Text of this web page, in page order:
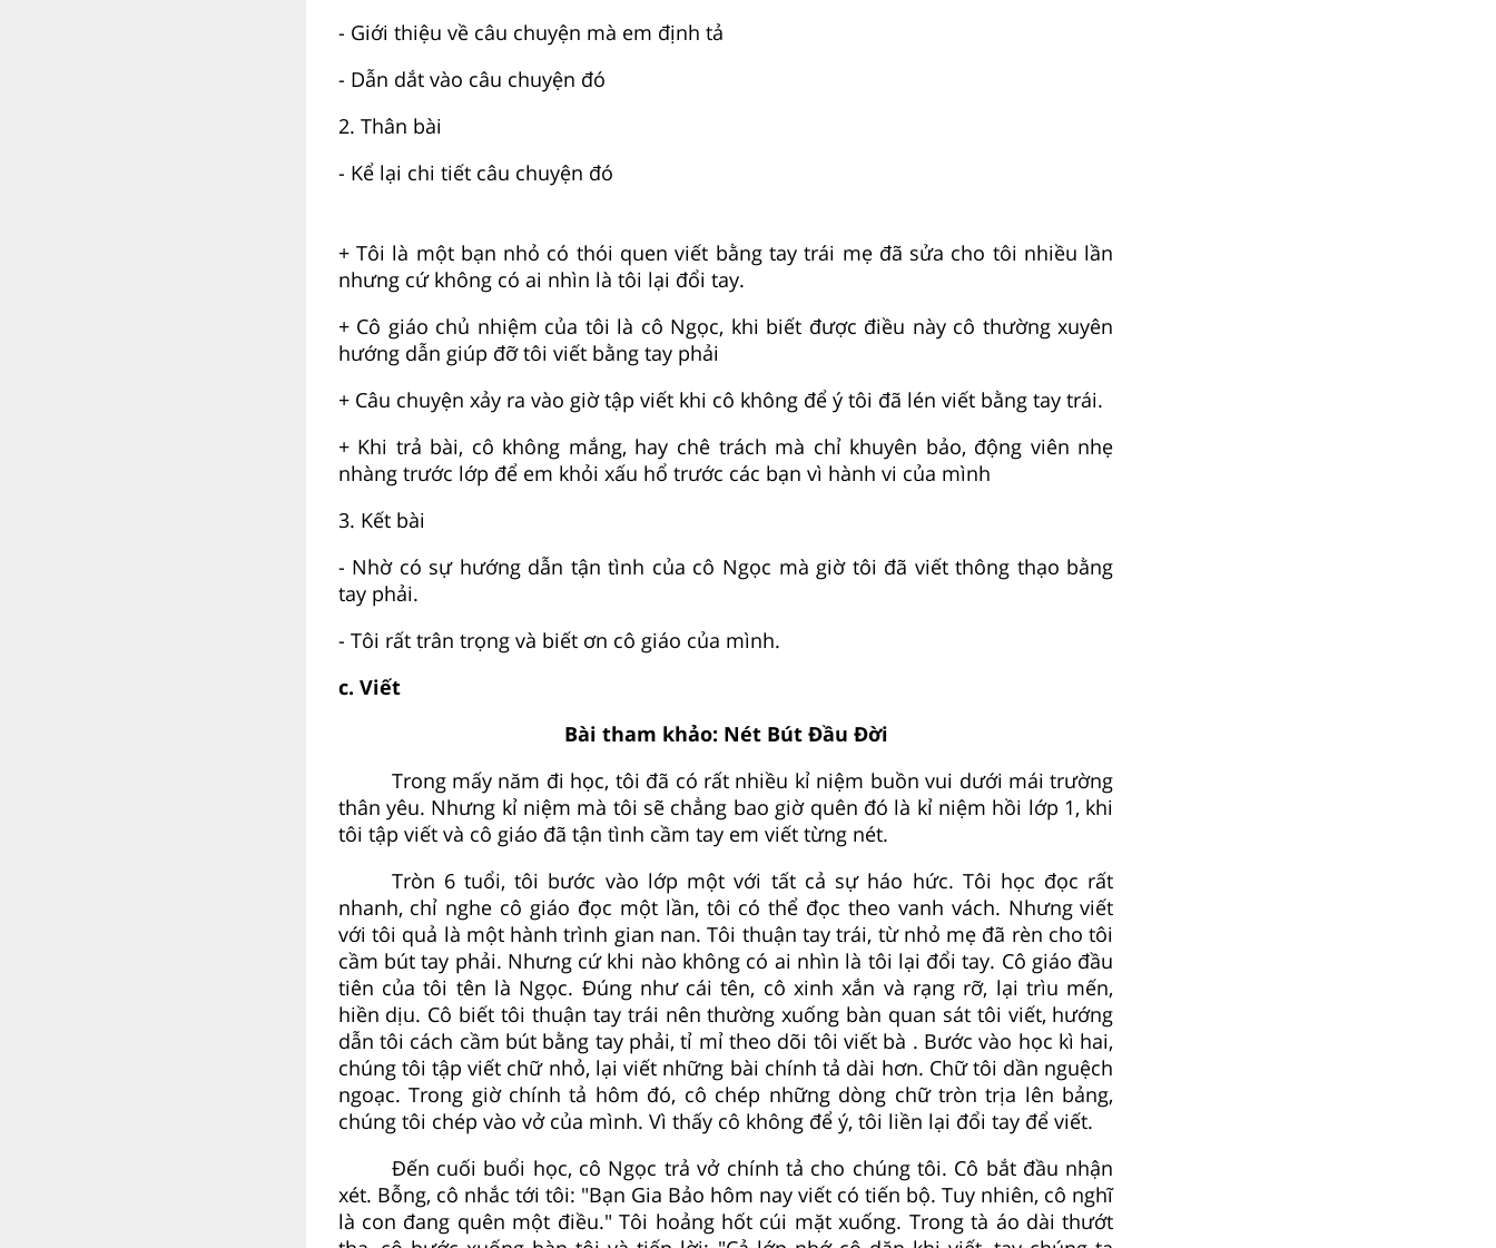
- Giới thiệu về câu chuyện mà em định tả
- Dẫn dắt vào câu chuyện đó
2. Thân bài
- Kể lại chi tiết câu chuyện đó
+ Tôi là một bạn nhỏ có thói quen viết bằng tay trái mẹ đã sửa cho tôi nhiều lần
nhưng cứ không có ai nhìn là tôi lại đổi tay.
+ Cô giáo chủ nhiệm của tôi là cô Ngọc, khi biết được điều này cô thường xuyên
hướng dẫn giúp đỡ tôi viết bằng tay phải
+ Câu chuyện xảy ra vào giờ tập viết khi cô không để ý tôi đã lén viết bằng tay trái.
+ Khi trả bài, cô không mắng, hay chê trách mà chỉ khuyên bảo, động viên nhẹ
nhàng trước lớp để em khỏi xấu hổ trước các bạn vì hành vi của mình
3. Kết bài
- Nhờ có sự hướng dẫn tận tình của cô Ngọc mà giờ tôi đã viết thông thạo bằng
tay phải.
- Tôi rất trân trọng và biết ơn cô giáo của mình.
c. Viết
Bài tham khảo: Nét Bút Đầu Đời
Trong mấy năm đi học, tôi đã có rất nhiều kỉ niệm buồn vui dưới mái trường
thân yêu. Nhưng kỉ niệm mà tôi sẽ chẳng bao giờ quên đó là kỉ niệm hồi lớp 1, khi
tôi tập viết và cô giáo đã tận tình cầm tay em viết từng nét.
Tròn 6 tuổi, tôi bước vào lớp một với tất cả sự háo hức. Tôi học đọc rất
nhanh, chỉ nghe cô giáo đọc một lần, tôi có thể đọc theo vanh vách. Nhưng viết
với tôi quả là một hành trình gian nan. Tôi thuận tay trái, từ nhỏ mẹ đã rèn cho tôi
cầm bút tay phải. Nhưng cứ khi nào không có ai nhìn là tôi lại đổi tay. Cô giáo đầu
tiên của tôi tên là Ngọc. Đúng như cái tên, cô xinh xắn và rạng rỡ, lại trìu mến,
hiền dịu. Cô biết tôi thuận tay trái nên thường xuống bàn quan sát tôi viết, hướng
dẫn tôi cách cầm bút bằng tay phải, tỉ mỉ theo dõi tôi viết bà . Bước vào học kì hai,
chúng tôi tập viết chữ nhỏ, lại viết những bài chính tả dài hơn. Chữ tôi dần nguệch
ngoạc. Trong giờ chính tả hôm đó, cô chép những dòng chữ tròn trịa lên bảng,
chúng tôi chép vào vở của mình. Vì thấy cô không để ý, tôi liền lại đổi tay để viết.
Đến cuối buổi học, cô Ngọc trả vở chính tả cho chúng tôi. Cô bắt đầu nhận
xét. Bỗng, cô nhắc tới tôi: "Bạn Gia Bảo hôm nay viết có tiến bộ. Tuy nhiên, cô nghĩ
là con đang quên một điều." Tôi hoảng hốt cúi mặt xuống. Trong tà áo dài thướt